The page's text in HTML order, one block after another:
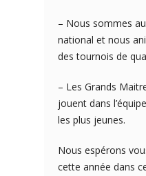
– Nous sommes
national et nous
des tournois de
– Les Grands
jouent dans
les plus jeunes.
Nous espérons
cette année dans